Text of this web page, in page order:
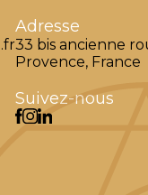
Adresse
33 bis ancienne
Provence, France
Suivez-nous